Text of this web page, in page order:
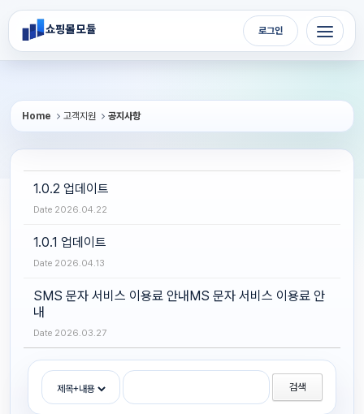
메뉴 건너뛰기
쇼핑몰 모듈
로그인
Home 고객지원 공지사항
1.0.2 업데이트
Date 2026.04.22
1.0.1 업데이트
Date 2026.04.13
SMS 문자 서비스 이용료 안내MS 문자 서비스 이용료 안
내
Date 2026.03.27
검색